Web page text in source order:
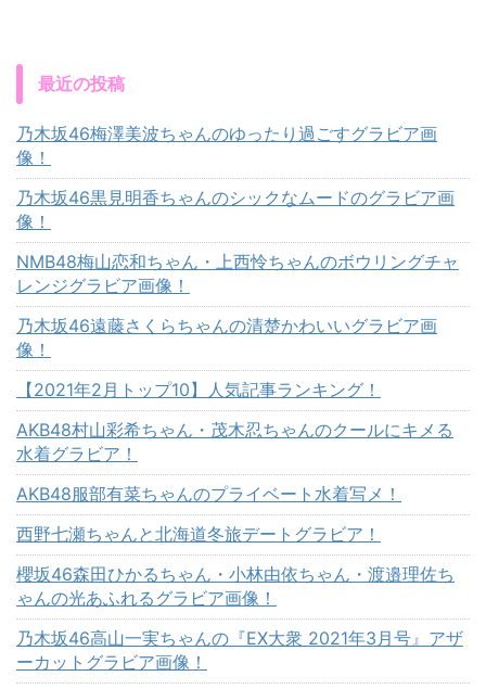
最近の投稿
乃木坂46梅澤美波ちゃんのゆったり過ごすグラビア画
像！
乃木坂46黒見明香ちゃんのシックなムードのグラビア画
像！
NMB48梅山恋和ちゃん・上西怜ちゃんのボウリングチャ
レンジグラビア画像！
乃木坂46遠藤さくらちゃんの清楚かわいいグラビア画
像！
【2021年2月トップ10】人気記事ランキング！
AKB48村山彩希ちゃん・茂木忍ちゃんのクールにキメる
水着グラビア！
AKB48服部有菜ちゃんのプライベート水着写メ！
西野七瀬ちゃんと北海道冬旅デートグラビア！
櫻坂46森田ひかるちゃん・小林由依ちゃん・渡邉理佐ち
ゃんの光あふれるグラビア画像！
乃木坂46高山一実ちゃんの『EX大衆 2021年3月号』アザ
ーカットグラビア画像！